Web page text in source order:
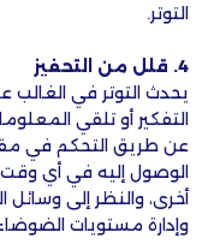
التوتر.
4. قلل من التحفيز
يحدث التوتر في
التفكير أو تلقي
عن طريق التحكم في
الوصول إليه في أي
أخرى، والنظر إلى
وإدارة مستويات